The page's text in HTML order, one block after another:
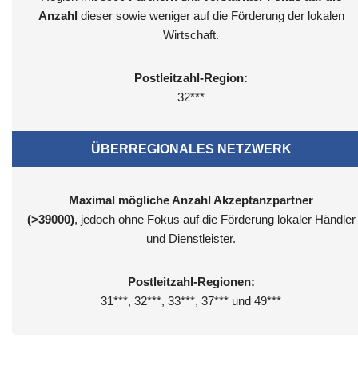
Anzahl dieser sowie weniger auf die Förderung der lokalen
Wirtschaft.
Postleitzahl-Region:
32***
ÜBERREGIONALES NETZWERK
Maximal mögliche Anzahl Akzeptanzpartner
(>39000), jedoch ohne Fokus auf die Förderung lokaler Händler
und Dienstleister.
Postleitzahl-Regionen:
31***, 32***, 33***, 37*** und 49***